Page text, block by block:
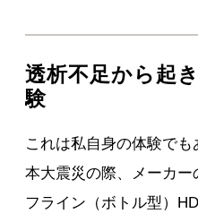
透析不足から起
験
これは私自身の体験でも
本大震災の際、メーカ
フライン（ボトル型）